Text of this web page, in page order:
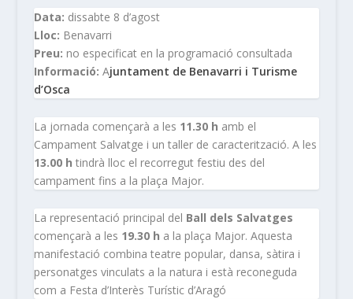
Data: dissabte 8 d’agost
Lloc: Benavarri
Preu: no especificat en la programació consultada
Informació: Ajuntament de Benavarri i Turisme
d’Osca
La jornada començarà a les 11.30 h amb el
Campament Salvatge i un taller de caracterització. A les
13.00 h tindrà lloc el recorregut festiu des del
campament fins a la plaça Major.
La representació principal del Ball dels Salvatges
començarà a les 19.30 h a la plaça Major. Aquesta
manifestació combina teatre popular, dansa, sàtira i
personatges vinculats a la natura i està reconeguda
com a Festa d’Interès Turístic d’Aragó